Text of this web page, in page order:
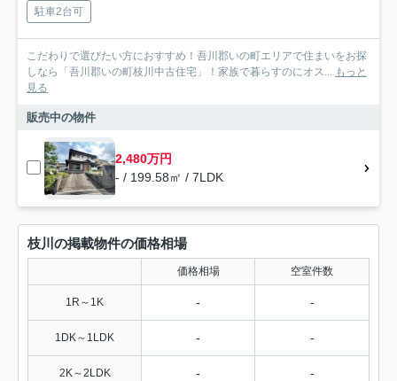
駐車2台可
こだわりで選びたい方におすすめ！吾川郡いの町エリアで住まいをお探
しなら「吾川郡いの町枝川中古住宅」！家族で暮らすのにオス... もっと
見る
販売中の物件
2,480万円
- / 199.58㎡ / 7LDK
枝川の掲載物件の価格相場
価格相場 空室件数
1R～1K - -
1DK～1LDK - -
2K～2LDK - -